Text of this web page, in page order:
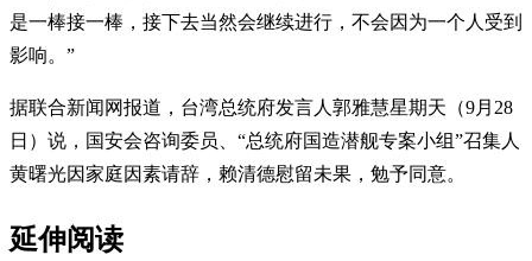
是一棒接一棒，接下去当然会继续进行，不会因为一个人受到
影响。”
据联合新闻网报道，台湾总统府发言人郭雅慧星期天（9月28
日）说，国安会咨询委员、“总统府国造潜舰专案小组”召集人
黄曙光因家庭因素请辞，赖清德慰留未果，勉予同意。
延伸阅读